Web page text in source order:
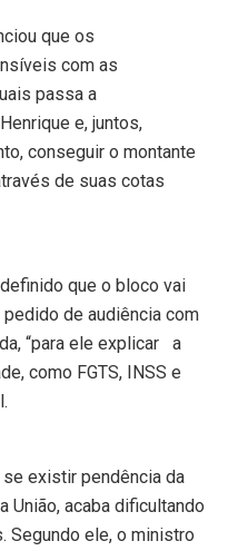
que os
com as
passa a
e, juntos,
conseguir o montante
de suas cotas
que o bloco vai
pedido de audiência com
“para ele explicar a
como FGTS, INSS e
existir pendência da
União, acaba dificultando
Segundo ele, o ministro